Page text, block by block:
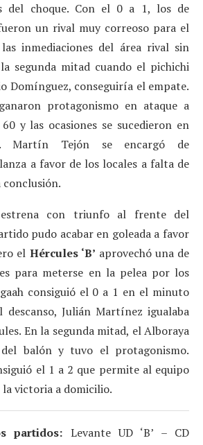
del choque. Con el 0 a 1, los de
un rival muy correoso para el
inmediaciones del área rival sin
segunda mitad cuando el pichichi
Domínguez, conseguiría el empate.
protagonismo en ataque a
y las ocasiones se sucedieron en
Martín Tejón se encargó de
a favor de los locales a falta de
conclusión.
con triunfo al frente del
pudo acabar en goleada a favor
el Hércules ‘B’ aprovechó una de
para meterse en la pelea por los
consiguió el 0 a 1 en el minuto
descanso, Julián Martínez igualaba
En la segunda mitad, el Alboraya
del balón y tuvo el protagonismo.
el 1 a 2 que permite al equipo
victoria a domicilio.
partidos: Levante UD ‘B’ – CD